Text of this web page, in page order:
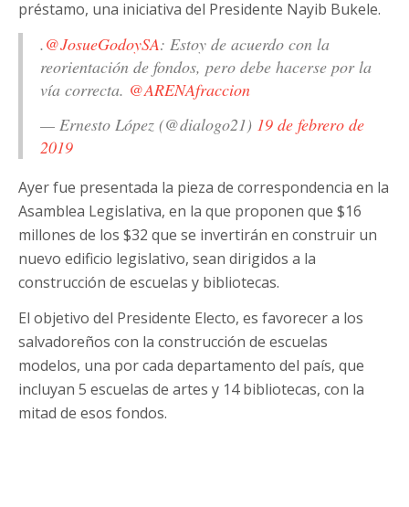
préstamo, una iniciativa del Presidente Nayib Bukele.
.@JosueGodoySA: Estoy de acuerdo con la
reorientación de fondos, pero debe hacerse por la
vía correcta. @ARENAfraccion
— Ernesto López (@dialogo21) 19 de febrero de
2019
Ayer fue presentada la pieza de correspondencia en la
Asamblea Legislativa, en la que proponen que $16
millones de los $32 que se invertirán en construir un
nuevo edificio legislativo, sean dirigidos a la
construcción de escuelas y bibliotecas.
El objetivo del Presidente Electo, es favorecer a los
salvadoreños con la construcción de escuelas
modelos, una por cada departamento del país, que
incluyan 5 escuelas de artes y 14 bibliotecas, con la
mitad de esos fondos.